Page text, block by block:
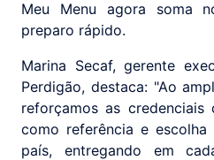
Meu Menu agora soma
preparo rápido.
Marina Secaf, gerente
Perdigão, destaca: "Ao
reforçamos as credenciais
como referência e
país, entregando em